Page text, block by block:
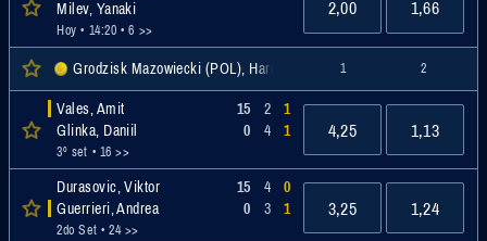
Milev, Yanaki
Hoy • 14:20 • 6 >>
2,00 1,66
Grodzisk Mazowiecki (POL), Hardcourt, Challenger
1 2
Vales, Amit
Glinka, Daniil
3º set • 16 >>
15
0
2
4
1
1
4,25 1,13
Durasovic, Viktor
Guerrieri, Andrea
2do Set • 24 >>
15
0
4
3
0
1
3,25 1,24